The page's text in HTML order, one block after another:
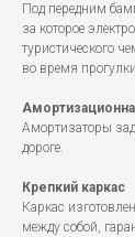
Под передним
за которое
туристического
во время
Амортизаторы
дороге.
Крепкий каркас
Каркас
между собой,